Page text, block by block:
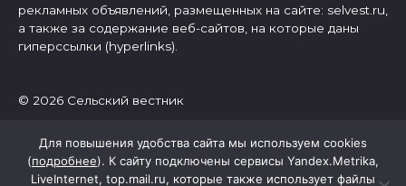
рекламных объявлений, размещенных на сайте: selvest.ru,
а также за содержание веб-сайтов, на которые даны
гиперссылки (hyperlinks).
© 2026 Сельский вестник
Для повышения удобства сайта мы используем cookies
(подробнее). К сайту подключены сервисы Yandex.Metrika,
LiveInternet, top.mail.ru, которые также использует файлы